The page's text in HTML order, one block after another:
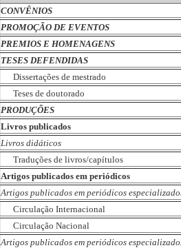
CONVÊNIOS
PROMOÇÃO DE EVENTOS
PREMIOS E HOMENAGENS
TESES DEFENDIDAS
Dissertações de mestrado
Teses de doutorado
PRODUÇÕES
Livros publicados
Livros didáticos
Traduções de livros/capítulos
Artigos publicados em periódicos
Artigos publicados em periódicos
Circulação Internacional
Circulação Nacional
Artigos publicados em periódicos